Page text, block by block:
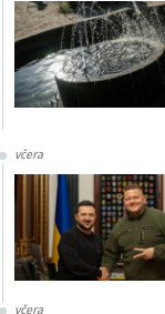
včera
včera